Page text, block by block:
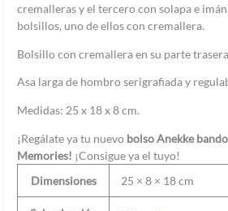
cremalleras y el tercero con solapa e
bolsillos, uno de ellos con cremallera.
Bolsillo con cremallera en su parte
Asa larga de hombro serigrafiada y
Medidas: 25 x 18 x 8 cm.
¡Regálate ya tu nuevo bolso Anekke
Memories! ¡Consigue ya el tuyo!
Dimensiones
25 × 8 × 18 cm